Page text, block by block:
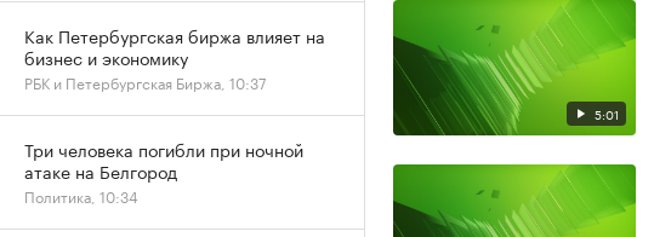
5:01
Как Петербургская биржа влияет на
бизнес и экономику
РБК и Петербургская Биржа, 10:37
Три человека погибли при ночной
атаке на Белгород
Политика, 10:34